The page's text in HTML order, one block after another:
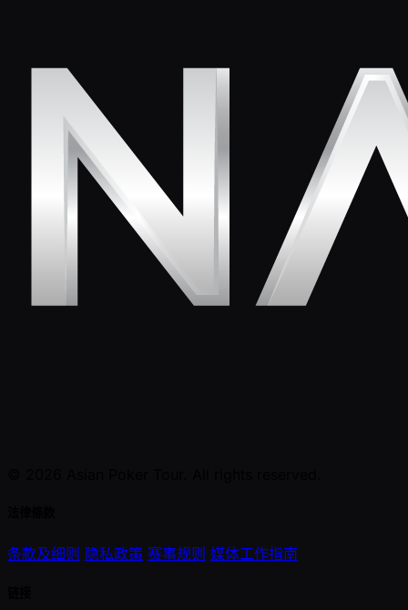
条款及细则 隐私政策 赛事规则 媒体工作指南